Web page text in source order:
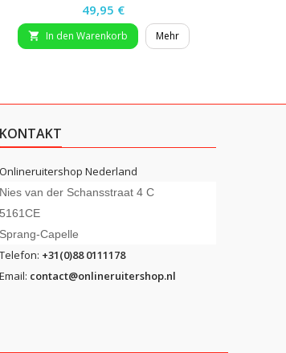
Preis
49,95 €
 In den Warenkorb Mehr
KONTAKT
Onlineruitershop Nederland
Nies van der Schansstraat 4 C
5161CE
Sprang-Capelle
Telefon: +31(0)88 0111178
Email: contact@onlineruitershop.nl